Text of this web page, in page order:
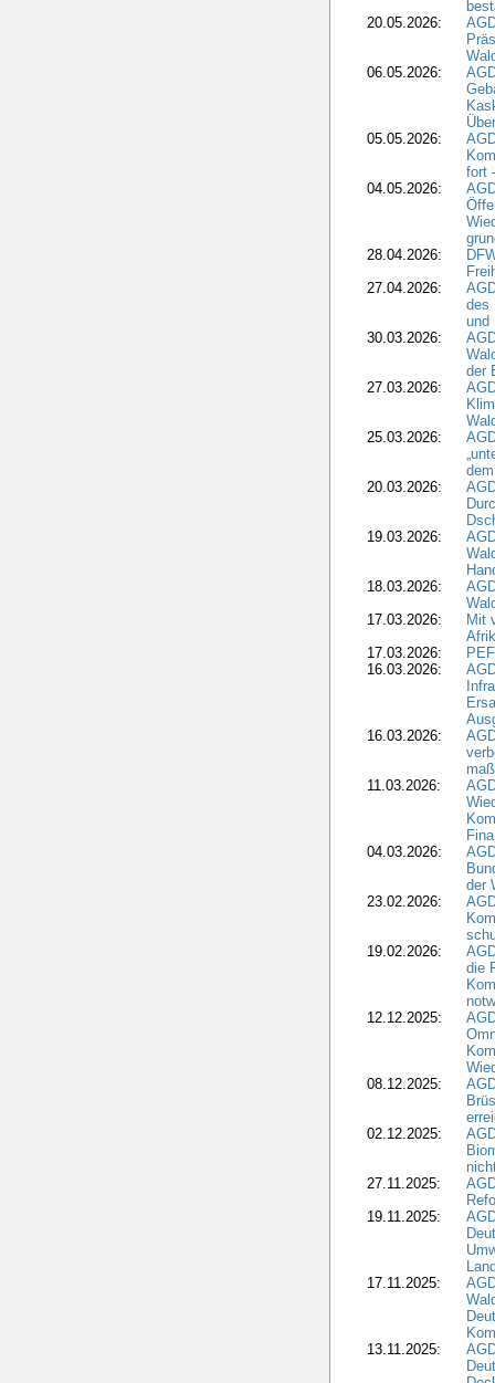
20.05.2026:
06.05.2026:
05.05.2026:
fort
04.05.2026:
28.04.2026:
27.04.2026:
des
und
30.03.2026:
der
27.03.2026:
25.03.2026:
20.03.2026:
19.03.2026:
18.03.2026:
17.03.2026:
Mit
17.03.2026:
16.03.2026:
16.03.2026:
11.03.2026:
04.03.2026:
der
23.02.2026:
19.02.2026:
die
12.12.2025:
08.12.2025:
02.12.2025:
27.11.2025:
19.11.2025:
17.11.2025:
13.11.2025: